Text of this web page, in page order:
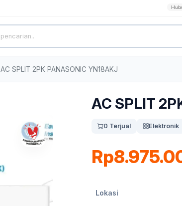
AC SPLIT 2PK PANASONIC YN18AKJ
AC SPLIT
0 Terjual Elektronik
Lokasi